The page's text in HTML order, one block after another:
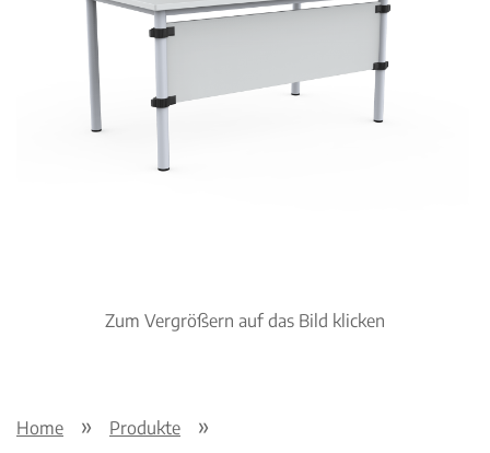
Zum Vergrößern auf das Bild klicken
Home
Produkte